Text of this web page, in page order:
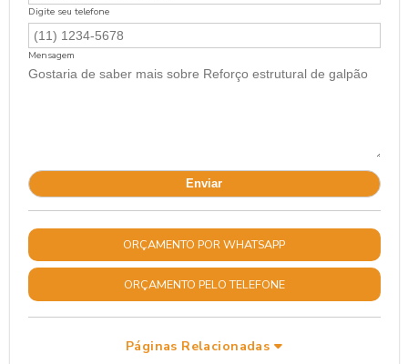
Digite seu telefone
Mensagem
ORÇAMENTO POR WHATSAPP
ORÇAMENTO PELO TELEFONE
Páginas Relacionadas